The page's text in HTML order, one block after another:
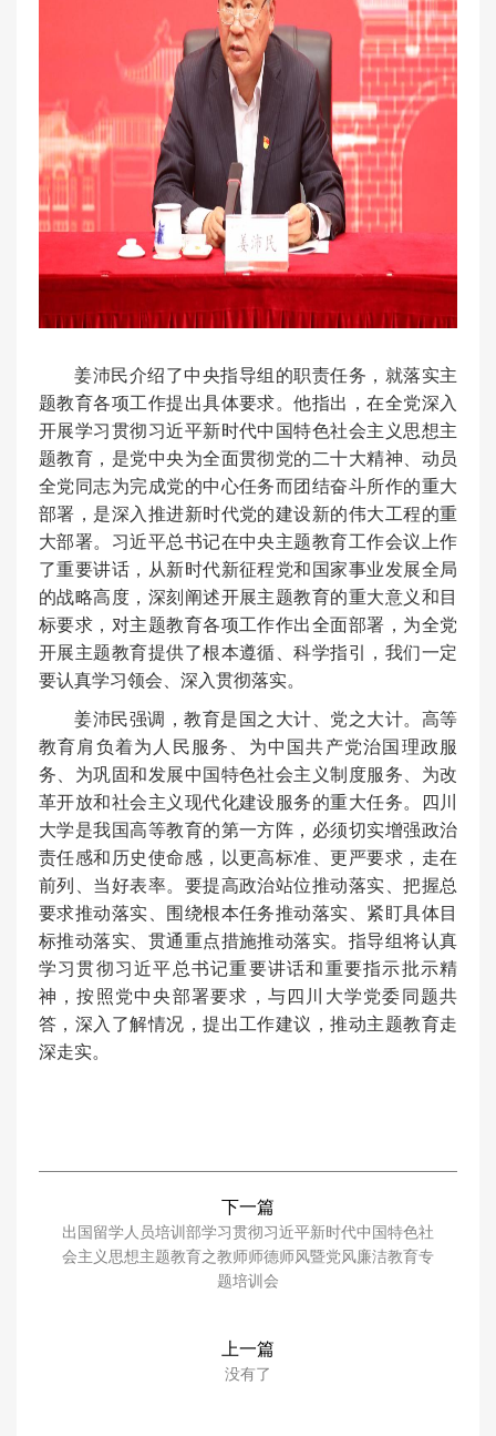
姜沛民介绍了中央指导组的职责任务，就落实主
题教育各项工作提出具体要求。他指出，在全党深入
开展学习贯彻习近平新时代中国特色社会主义思想主
题教育，是党中央为全面贯彻党的二十大精神、动员
全党同志为完成党的中心任务而团结奋斗所作的重大
部署，是深入推进新时代党的建设新的伟大工程的重
大部署。习近平总书记在中央主题教育工作会议上作
了重要讲话，从新时代新征程党和国家事业发展全局
的战略高度，深刻阐述开展主题教育的重大意义和目
标要求，对主题教育各项工作作出全面部署，为全党
开展主题教育提供了根本遵循、科学指引，我们一定
要认真学习领会、深入贯彻落实。
姜沛民强调，教育是国之大计、党之大计。高等
教育肩负着为人民服务、为中国共产党治国理政服
务、为巩固和发展中国特色社会主义制度服务、为改
革开放和社会主义现代化建设服务的重大任务。四川
大学是我国高等教育的第一方阵，必须切实增强政治
责任感和历史使命感，以更高标准、更严要求，走在
前列、当好表率。要提高政治站位推动落实、把握总
要求推动落实、围绕根本任务推动落实、紧盯具体目
标推动落实、贯通重点措施推动落实。指导组将认真
学习贯彻习近平总书记重要讲话和重要指示批示精
神，按照党中央部署要求，与四川大学党委同题共
答，深入了解情况，提出工作建议，推动主题教育走
深走实。
下一篇
出国留学人员培训部学习贯彻习近平新时代中国特色社
会主义思想主题教育之教师师德师风暨党风廉洁教育专
题培训会
上一篇
没有了